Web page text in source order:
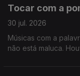
Tocar com a
30 jul. 2026
Músicas com a
não está maluca.